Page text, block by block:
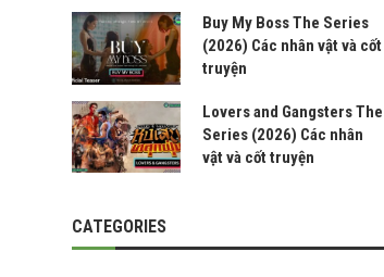
Buy My Boss The Series
(2026) Các nhân vật và cốt
truyện
Lovers and Gangsters The
Series (2026) Các nhân
vật và cốt truyện
CATEGORIES